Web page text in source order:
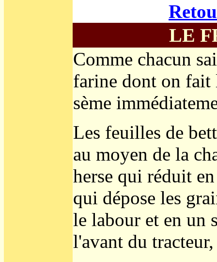
LE
Comme chacun
farine dont on fait
sème
Les feuilles de
au moyen de la
herse qui réduit
qui dépose les
le labour et en un
l'avant du